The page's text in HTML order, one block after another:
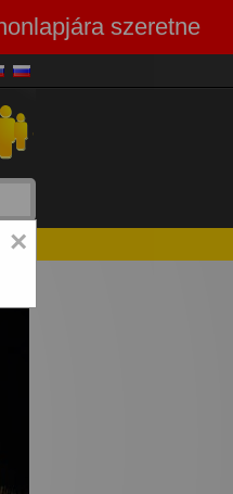
szeretne
×